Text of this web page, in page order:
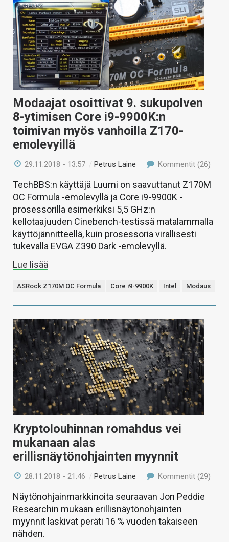
Modaajat osoittivat 9. sukupolven
8-ytimisen Core i9-9900K:n
toimivan myös vanhoilla Z170-
emolevyillä
29.11.2018 - 13:57 / Petrus Laine Kommentit (26)
TechBBS:n käyttäjä Luumi on saavuttanut Z170M
OC Formula -emolevyllä ja Core i9-9900K -
prosessorilla esimerkiksi 5,5 GHz:n
kellotaajuuden Cinebench-testissä matalammalla
käyttöjännitteellä, kuin prosessoria virallisesti
tukevalla EVGA Z390 Dark -emolevyllä.
Lue lisää
ASRock Z170M OC Formula Core i9-9900K Intel Modaus
Kryptolouhinnan romahdus vei
mukanaan alas
erillisnäytönohjainten myynnit
28.11.2018 - 21:46 /Petrus Laine Kommentit (29)
Näytönohjainmarkkinoita seuraavan Jon Peddie
Researchin mukaan erillisnäytönohjainten
myynnit laskivat peräti 16 % vuoden takaiseen
nähden.